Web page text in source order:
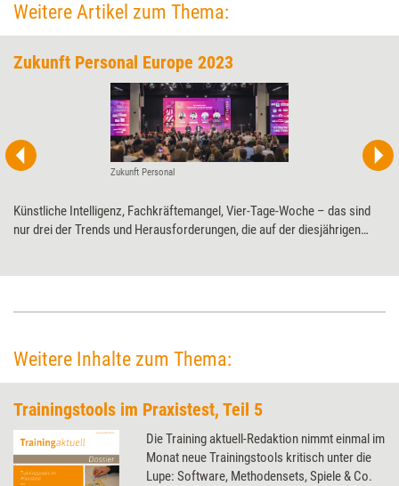
Weitere Artikel zum Thema:
Zukunft Personal Europe 2023
Zukunft Personal
Künstliche Intelligenz, Fachkräftemangel, Vier-Tage-Woche – das sind
nur drei der Trends und Herausforderungen, die auf der diesjährigen
Weitere Inhalte zum Thema:
Trainingstools im Praxistest, Teil 5
Die Training aktuell-Redaktion nimmt einmal im
Monat neue Trainingstools kritisch unter die
Lupe: Software, Methodensets, Spiele & Co.